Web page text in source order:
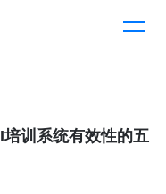
训系统有效性的五